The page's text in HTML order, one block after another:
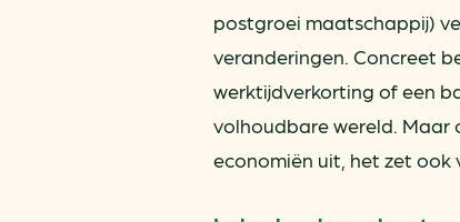
postgroei maatschappij)
veranderingen. Concreet
werktijdverkorting of een
volhoudbare wereld.
economiën uit, het zet